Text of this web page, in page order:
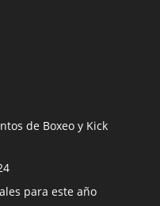
de Boxeo y Kick
para este año